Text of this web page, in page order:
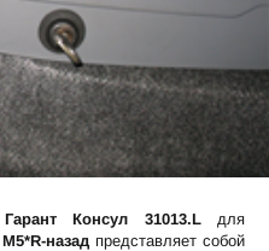
Гарант Консул 31013.Lдля
назад представляет собой